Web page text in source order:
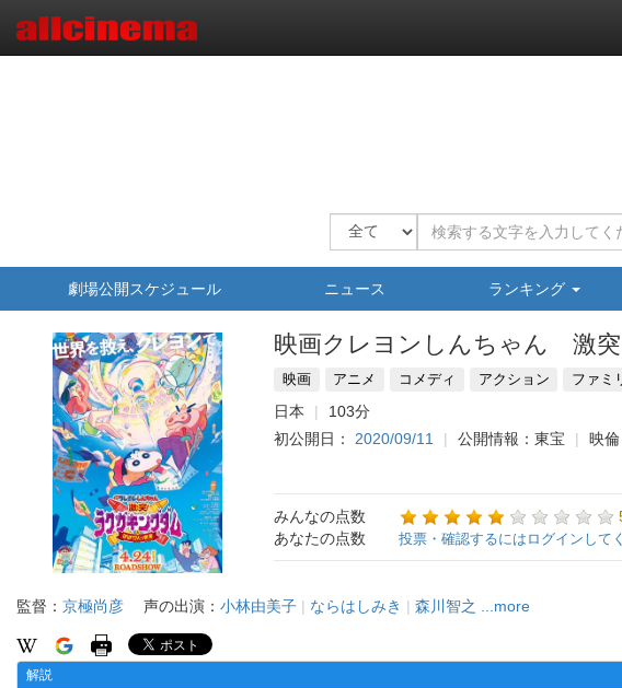
劇場公開スケジュール ニュース ランキング
映画クレヨンしんちゃん 激
映画 アニメ コメディ アクション ファミ
日本
103分
初公開日： 2020/09/11 公開情報：東宝 映
みんなの点数
あなたの点数
投票・確認するにはログインして
監督： 京極尚彦 声の出演： 小林由美子 | ならはしみき | 森川智之 ...more
解説